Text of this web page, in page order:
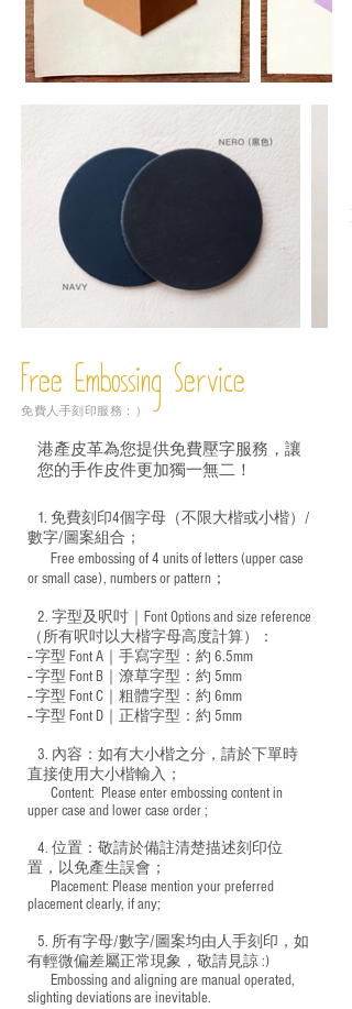
Free Embossing Service
免費人手刻印服務：）
港產皮革為您提供免費壓字服務，讓
您的手作皮件更加獨一無二！
1. 免費刻印4個字母（不限大楷或小楷）/
數字/圖案組合；
Free embossing of 4 units of letters (upper case
or small case), numbers or pattern；
2. 字型及呎吋｜ Font Options and size reference
（所有呎吋以大楷字母高度計算）：
-- 字型 Font A｜手寫字型：約 6.5mm
-- 字型 Font B｜潦草字型： 約 5mm
-- 字型 Font C｜粗體字型：約 6mm
-- 字型 Font D｜正楷字型： 約 5mm
3. 內容：如有大小楷之分，請於下單時
直接使用大小楷輸入；
​ Content: Please enter embossing content in
upper case and lower case order ;
4. 位置：敬請於備註清楚描述刻印位
置，以免產生誤會；
​ Placement: Please mention your preferred
placement clearly, if any;
5. 所有字母/數字/圖案均由人手刻印，如
有輕微偏差屬正常現象，敬請見諒 :)
​ Embossing and aligning are manual operated,
slighting deviations are inevitable.